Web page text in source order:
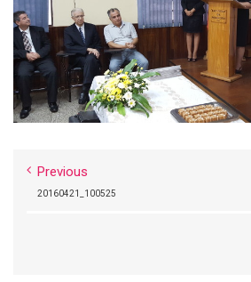
Previous
20160421_100525